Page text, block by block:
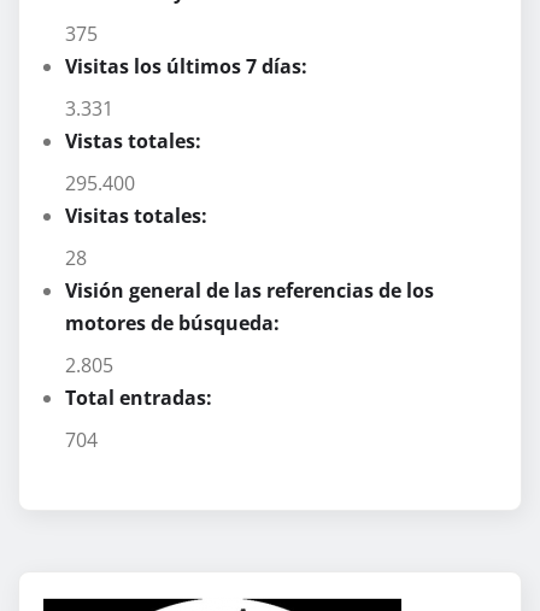
375
Visitas los últimos 7 días:
3.331
Vistas totales:
295.400
Visitas totales:
28
Visión general de las referencias de los
motores de búsqueda:
2.805
Total entradas:
704